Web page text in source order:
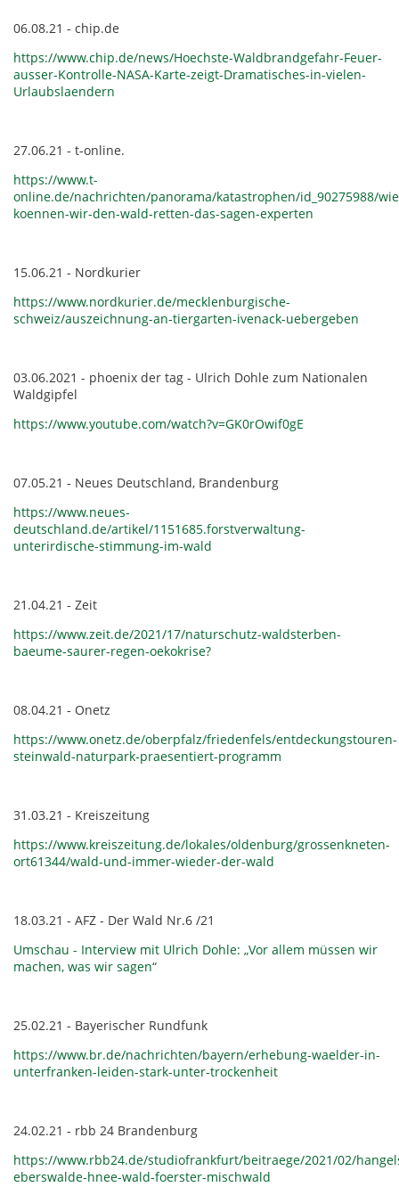
06.08.21 - chip.de
https://www.chip.de/news/Hoechste-Waldbrandgefahr-Feuer-
ausser-Kontrolle-NASA-Karte-zeigt-Dramatisches-in-vielen-
Urlaubslaendern
27.06.21 - t-online.
https://www.t-
online.de/nachrichten/panorama/katastrophen/id_90275988/
koennen-wir-den-wald-retten-das-sagen-experten
15.06.21 - Nordkurier
https://www.nordkurier.de/mecklenburgische-
schweiz/auszeichnung-an-tiergarten-ivenack-uebergeben
03.06.2021 - phoenix der tag - Ulrich Dohle zum Nationalen
Waldgipfel
https://www.youtube.com/watch?v=GK0rOwif0gE
07.05.21 - Neues Deutschland, Brandenburg
https://www.neues-
deutschland.de/artikel/1151685.forstverwaltung-
unterirdische-stimmung-im-wald
21.04.21 - Zeit
https://www.zeit.de/2021/17/naturschutz-waldsterben-
baeume-saurer-regen-oekokrise?
08.04.21 - Onetz
https://www.onetz.de/oberpfalz/friedenfels/entdeckungstouren-
steinwald-naturpark-praesentiert-programm
31.03.21 - Kreiszeitung
https://www.kreiszeitung.de/lokales/oldenburg/grossenkneten-
ort61344/wald-und-immer-wieder-der-wald
18.03.21 - AFZ - Der Wald Nr.6 /21
Umschau - Interview mit Ulrich Dohle: „Vor allem müssen wir
machen, was wir sagen“
25.02.21 - Bayerischer Rundfunk
https://www.br.de/nachrichten/bayern/erhebung-waelder-in-
unterfranken-leiden-stark-unter-trockenheit
24.02.21 - rbb 24 Brandenburg
https://www.rbb24.de/studiofrankfurt/beitraege/2021/02/
eberswalde-hnee-wald-foerster-mischwald